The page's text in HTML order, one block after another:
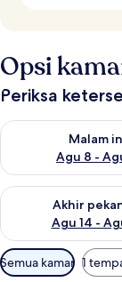
Opsi
Periksa
Malam
Agu 8 -
Periksa
Akhir
Agu 14 -
Periksa
Filter
tersedia
Semua kamar 1